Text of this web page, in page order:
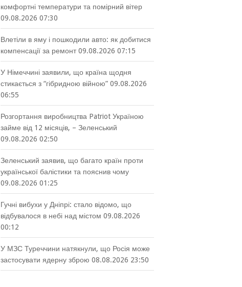
комфортні температури та помірний вітер
09.08.2026 07:30
Влетіли в яму і пошкодили авто: як добитися
компенсації за ремонт 09.08.2026 07:15
У Німеччині заявили, що країна щодня
стикається з “гібридною війною” 09.08.2026
06:55
Розгортання виробництва Patriot Україною
займе від 12 місяців, – Зеленський
09.08.2026 02:50
Зеленський заявив, що багато країн проти
української балістики та пояснив чому
09.08.2026 01:25
Гучні вибухи у Дніпрі: стало відомо, що
відбувалося в небі над містом 09.08.2026
00:12
У МЗС Туреччини натякнули, що Росія може
застосувати ядерну зброю 08.08.2026 23:50